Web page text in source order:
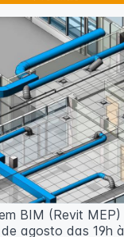
alteração de
o direito de não
mínimo de
Damasceno
BIM (Revit MEP)
agosto das 19h